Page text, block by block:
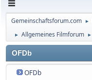
Gemeinschaftsforum.com ►
► Allgemeines Filmforum ►
OFDb
OFDb